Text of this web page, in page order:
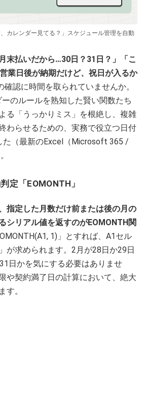
、カレンダー見てる？」スケジュール管理を自動
末払いだから…30日？31日？」「こ
業日後が納期だけど、祝日が入るか
確認に時間を取られていませんか。
のルールを熟知した賢い関数たち
る「うっかりミス」を根絶し、複雑
わらせるための、実務で役立つ日付
た（最新のExcel（Microsoft 365 /
定「EOMONTH」
指定した月数だけ前または後の月の
シリアル値を返すのがEOMONTH関
1)」とすれば、A1セル
が求められます。2月が28日か29日
日かを気にする必要はありませ
や契約満了日の計算において、絶大
す。